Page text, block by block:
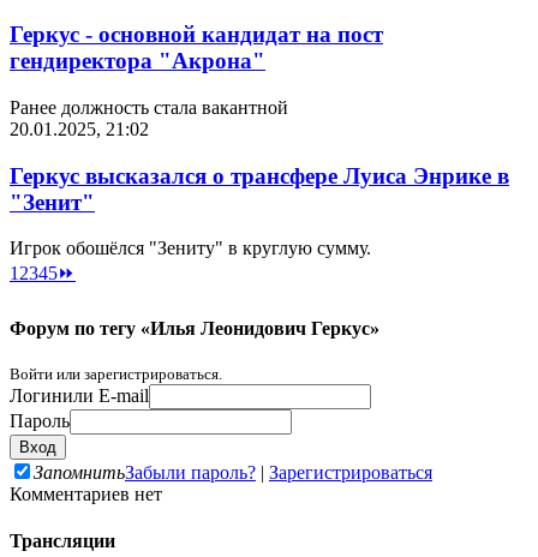
Геркус - основной кандидат на пост
гендиректора "Акрона"
Ранее должность стала вакантной
20.01.2025, 21:02
Геркус высказался о трансфере Луиса Энрике в
"Зенит"
Игрок обошёлся "Зениту" в круглую сумму.
1 2345⏩
Форум по тегу «Илья Леонидович Геркус»
Войти или зарегистрироваться.
Логинили E-mail
Пароль
ЗапомнитьЗабыли пароль? | Зарегистрироваться
Комментариев нет
Трансляции